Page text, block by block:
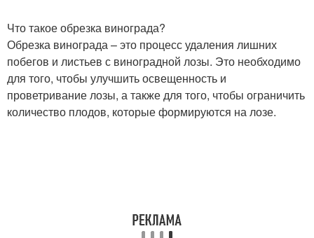
Что такое обрезка винограда?
Обрезка винограда – это процесс удаления лишних
побегов и листьев с виноградной лозы. Это необходимо
для того, чтобы улучшить освещенность и
проветривание лозы, а также для того, чтобы ограничить
количество плодов, которые формируются на лозе.